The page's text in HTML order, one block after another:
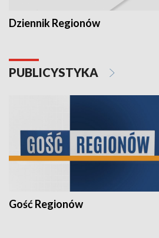
Dziennik Regionów
PUBLICYSTYKA
Gość Regionów